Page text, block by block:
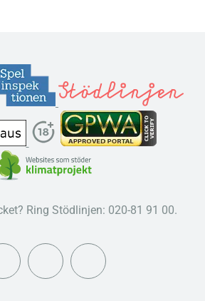
Ring Stödlinjen: 020-81 91 00.